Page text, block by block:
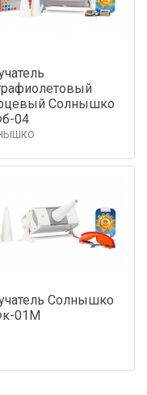
Солнышко
04
Солнышко
01М